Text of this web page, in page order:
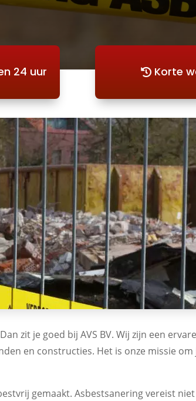
24 uur Korte
zit je goed bij AVS BV. Wij zijn een
en constructies. Het is onze missie
gemaakt. Asbestsanering vereist